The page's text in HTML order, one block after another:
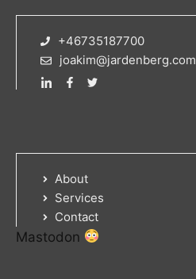
+46735187700
joakim@jardenberg.com
About
Services
Contact
Mastodon